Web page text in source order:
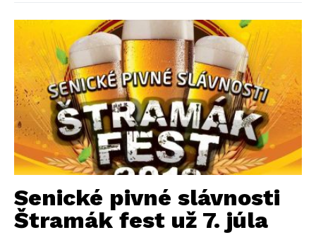
Senické pivné slávnosti
Štramák fest už 7. júla